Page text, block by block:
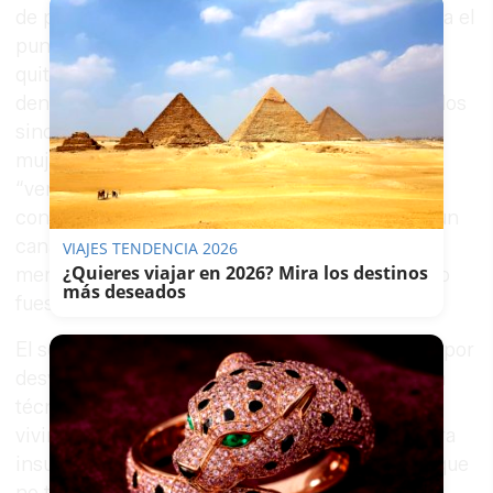
de poder, maltratos, trampas y corrupción, hasta el
punto de que determinados sectores quisieron
quitarla de en medio, al apreciar su voluntad de
denunciar irregularidades, no solo en los juzgados
sino igualmente en la ficción narrativa. Las
mujeres, los niños, las minorías étnicas, los
“vencidos” de la contienda, los exiliados, los
condenados a muerte inocentes, encontraron un
canal por el que dar a conocer sus historias, la
memoria necesaria para que sus testimonios no
fuesen silenciados u olvidados.
El secreto narrativo de Mercedes Formica está por
desvelar, por dar a conocer el estilo literario y la
técnica de una narradora a la que no le importó
vivir en una dictadura para mostrar una escritura
insumisa, rebelde y solidaria con las personas que
VIAJES TENDENCIA 2026
¿Quieres viajar en 2026? Mira los destinos
más deseados